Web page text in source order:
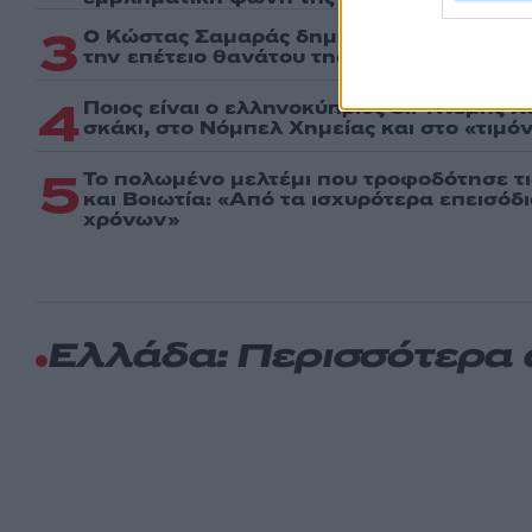
3 Ο Κώστας Σαμαράς δημοσίευσε μία
την επέτειο θανάτου της αδελφής του,
4 Ποιος είναι ο ελληνοκύπριος Sir Ντέμης
σκάκι, στο Νόμπελ Χημείας και στο
5Το πολωμένο μελτέμι που τροφοδότησε
και Βοιωτία: «Από τα ισχυρότερα
χρόνων»
Ελλάδα: Περισσότερα